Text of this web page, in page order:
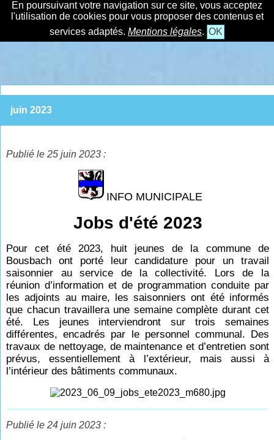
En poursuivant votre navigation sur ce site, vous acceptez
l'utilisation de cookies pour vous proposer des contenus et
services adaptés. Mentions légales. OK
juin 2023
Publié le 25 juin 2023 :
INFO MUNICIPALE
Jobs d'été 2023
Pour cet été 2023, huit jeunes de la commune de
Bousbach ont porté leur candidature pour un travail
saisonnier au service de la collectivité. Lors de la
réunion d’information et de programmation conduite par
les adjoints au maire, les saisonniers ont été informés
que chacun travaillera une semaine complète durant cet
été. Les jeunes interviendront sur trois semaines
différentes, encadrés par le personnel communal. Des
travaux de nettoyage, de maintenance et d’entretien sont
prévus, essentiellement à l’extérieur, mais aussi à
l’intérieur des bâtiments communaux.
Publié le 24 juin 2023 :